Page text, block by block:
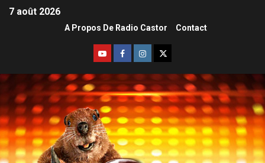
7 août 2026
A Propos De Radio Castor Contact